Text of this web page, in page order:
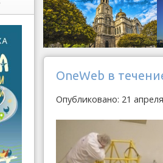
OneWeb в
Опубликовано: 21